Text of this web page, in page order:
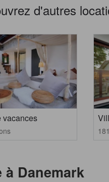
d'autres
vacances
Danemark